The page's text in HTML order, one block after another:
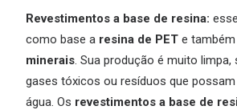
Revestimentos a base de resina:
como base a resina de PET e também
minerais. Sua produção é muito limpa,
gases tóxicos ou resíduos que
água. Os revestimentos a base de